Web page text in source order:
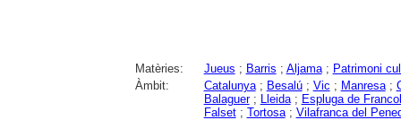
Matèries: Jueus ; Barris ; Aljama; Patrimoni
Àmbit:
Catalunya; Besalú; Vic ; Manresa;
Balaguer; Lleida; Espluga de
Falset; Tortosa; Vilafranca del